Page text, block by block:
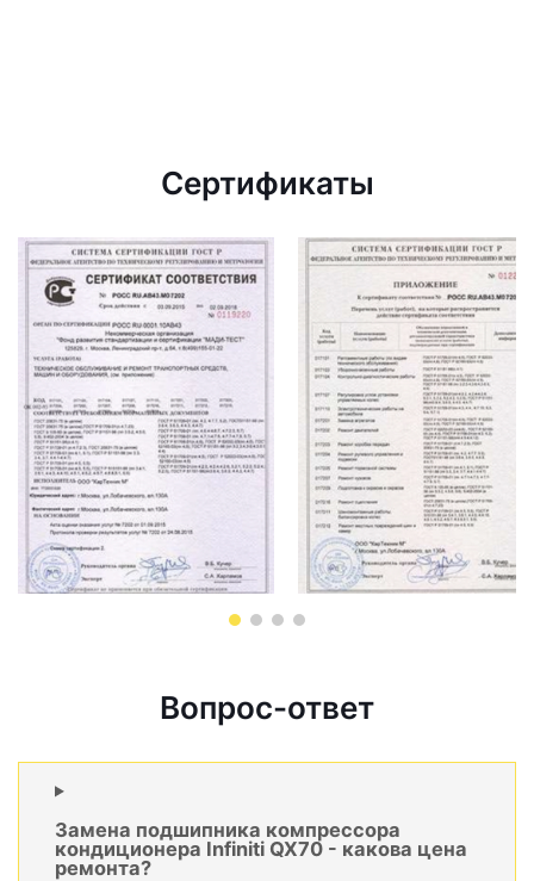
Сертификаты
Вопрос-ответ
Замена подшипника компрессора
кондиционера Infiniti QX70 - какова цена
ремонта?